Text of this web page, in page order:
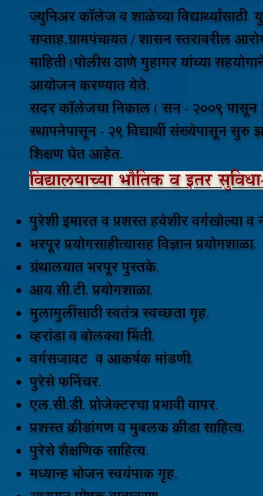
ज्युनिअर कॉलेज व शाळेच्या विद्यार्थ्यांसाठी
सप्ताह,ग्रामपंचायत / शासन स्तरावरील
माहिती (पोलीस ठाणे गुहागर यांच्या
आयोजन करण्यात येते.
सदर कॉलेजचा निकाल ( सन - 2009
स्थापनेपासून - 29 विद्यार्थी संख्येपासून
शिक्षण घेत आहेत.
विद्यालयाच्या भौतिक व इतर
पुरेशी इमारत व प्रशस्त हवेशीर वर्गखोल्या
भरपूर प्रयोगसाहीत्यासह विज्ञान प्रयोगशाळा.
ग्रंथालयात भरपूर पुस्तके.
आय.सी.टी. प्रयोगशाळा.
मुलामुलींसाठी स्वतंत्र स्वच्छता गृह.
व्हरांडा व बोलक्या भिंती.
वर्गसजावट व आकर्षक मांडणी.
पुरेसे फर्निचर.
एल.सी.डी. प्रोजेक्टरचा प्रभावी वापर.
प्रशस्त क्रीडांगण व मुबलक क्रीडा साहित्य.
पुरेसे शैक्षणिक साहित्य.
मध्यान्ह भोजन स्वयंपाक गृह.